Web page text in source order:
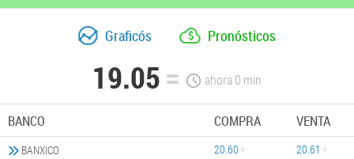
Graficós Pronósticos
19.05 ahora0 min
BANCO COMPRA VENTA
BANXICO 20.60
20.61